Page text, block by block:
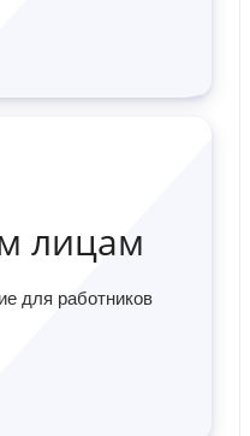
лицам
для работников